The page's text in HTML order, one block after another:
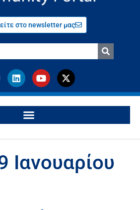
στο newsletter μας
Ιανουαρίου